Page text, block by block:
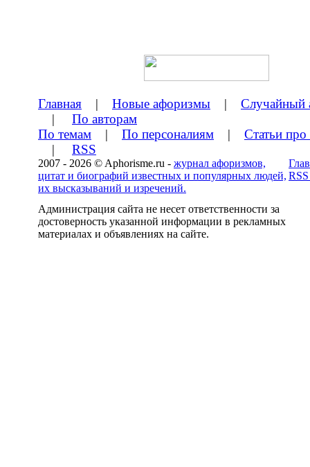
Главная | Новые афоризмы | Случайный
| По авторам
По темам | По персоналиям | Статьи
| RSS
2007 - 2026 © Aphorisme.ru - журнал афоризмов,
цитат и биографий известных и популярных людей,
их высказываний и изречений.
Администрация сайта не несет ответственности за
достоверность указанной информации в рекламных
материалах и объявлениях на сайте.